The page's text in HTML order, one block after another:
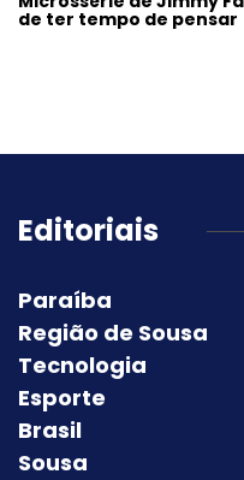
de ter tempo de pensar
Editoriais
Paraíba
Região de Sousa
Tecnologia
Esporte
Brasil
Sousa